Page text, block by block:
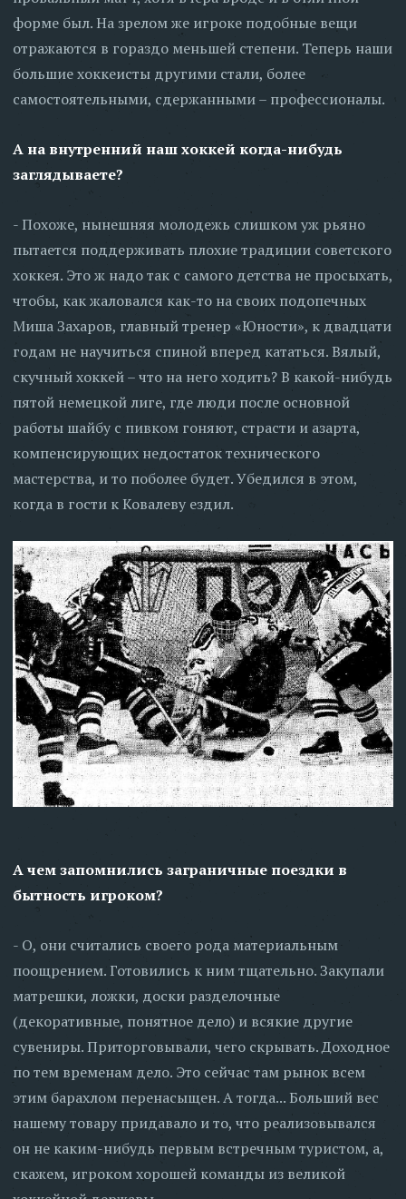
форме был. На зрелом же игроке подобные вещи
отражаются в гораздо меньшей степени. Теперь наши
большие хоккеисты другими стали, более
самостоятельными, сдержанными – профессионалы.
А на внутренний наш хоккей когда-нибудь
заглядываете?
- Похоже, нынешняя молодежь слишком уж рьяно
пытается поддерживать плохие традиции советского
хоккея. Это ж надо так с самого детства не просыхать,
чтобы, как жаловался как-то на своих подопечных
Миша Захаров, главный тренер «Юности», к двадцати
годам не научиться спиной вперед кататься. Вялый,
скучный хоккей – что на него ходить? В какой-нибудь
пятой немецкой лиге, где люди после основной
работы шайбу с пивком гоняют, страсти и азарта,
компенсирующих недостаток технического
мастерства, и то поболее будет. Убедился в этом,
когда в гости к Ковалеву ездил.
А чем запомнились заграничные поездки в
бытность игроком?
- О, они считались своего рода материальным
поощрением. Готовились к ним тщательно. Закупали
матрешки, ложки, доски разделочные
(декоративные, понятное дело) и всякие другие
сувениры. Приторговывали, чего скрывать. Доходное
по тем временам дело. Это сейчас там рынок всем
этим барахлом перенасыщен. А тогда... Больший вес
нашему товару придавало и то, что реализовывался
он не каким-нибудь первым встречным туристом, а,
скажем, игроком хорошей команды из великой